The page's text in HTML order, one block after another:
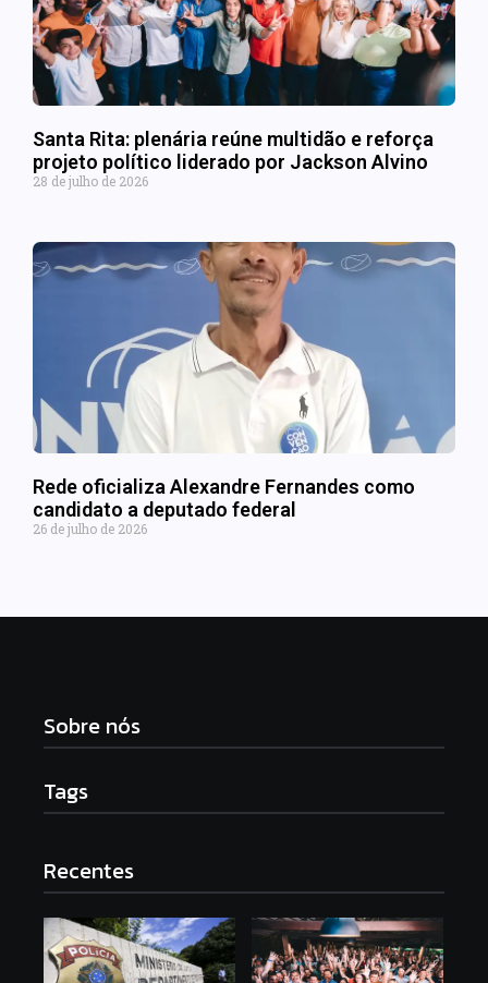
Santa Rita: plenária reúne multidão e reforça
projeto político liderado por Jackson Alvino
28 de julho de 2026
Rede oficializa Alexandre Fernandes como
candidato a deputado federal
26 de julho de 2026
Sobre nós
Tags
Recentes